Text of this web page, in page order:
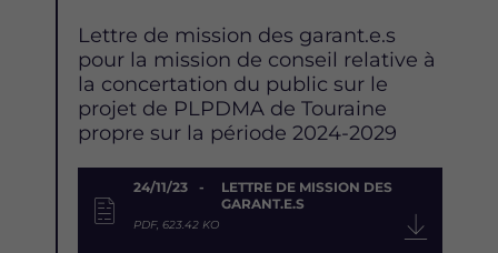
Description
Lettre de mission des garant.e.s
pour la mission de conseil relative à
la concertation du public sur le
projet de PLPDMA de Touraine
propre sur la période 2024-2029
Document
24/11/23
LETTRE DE MISSION DES
GARANT.E.S
PDF, 623.42 KO